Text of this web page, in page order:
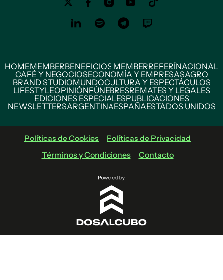
HOMEMEMBERBENEFICIOS MEMBERREFERÍNACIONAL
CAFÉ Y NEGOCIOSECONOMÍA Y EMPRESASAGRO
BRAND STUDIOMUNDOCULTURA Y ESPECTÁCULOS
LIFESTYLEOPINIÓNFÚNEBRESREMATES Y LEGALES
EDICIONES ESPECIALESPUBLICACIONES
NEWSLETTERSARGENTINAESPAÑAESTADOS UNIDOS
Políticas de Cookies
Políticas de Privacidad
Términos y Condiciones
Contacto